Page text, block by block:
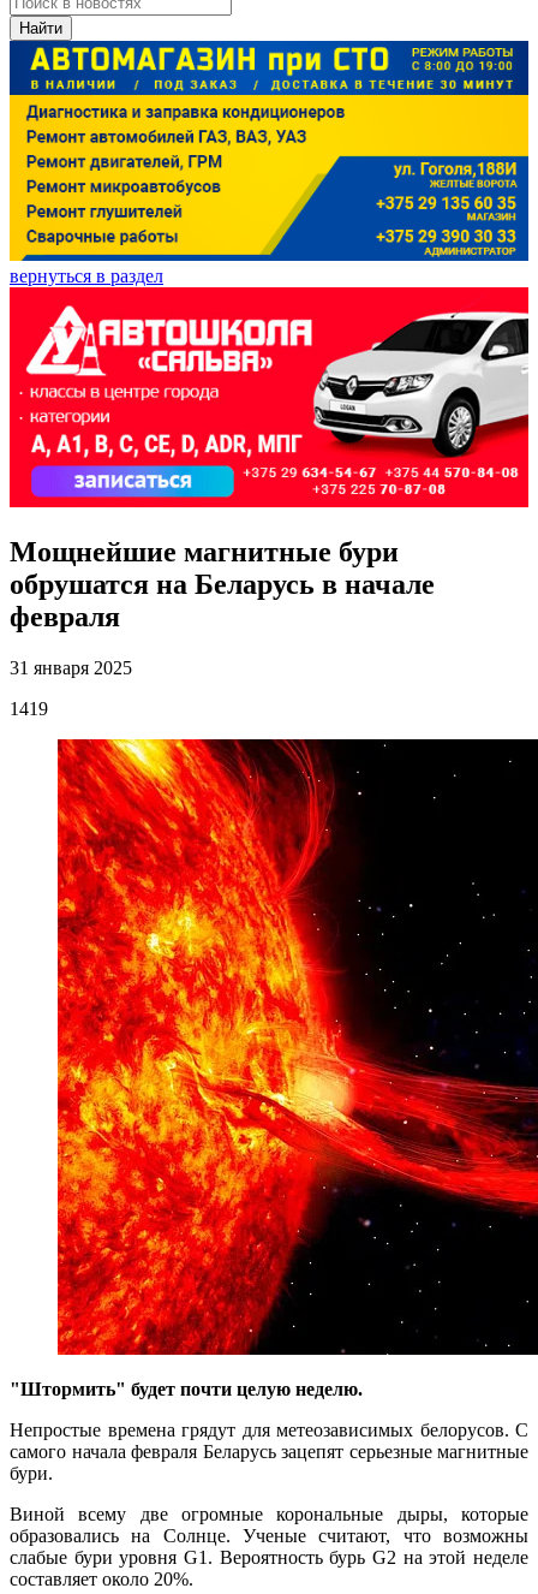
Найти
вернуться в раздел
Мощнейшие магнитные бури
обрушатся на Беларусь в начале
февраля
31 января 2025
1419
"Штормить" будет почти целую неделю.
Непростые времена грядут для метеозависимых белорусов. С
самого начала февраля Беларусь зацепят серьезные магнитные
бури.
Виной всему две огромные корональные дыры, которые
образовались на Солнце. Ученые считают, что возможны
слабые бури уровня G1. Вероятность бурь G2 на этой неделе
составляет около 20%.